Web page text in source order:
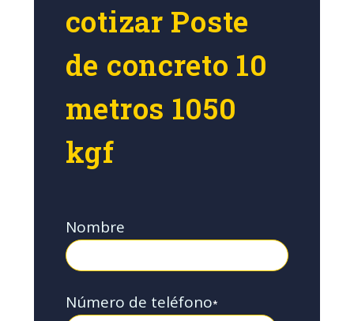
cotizar Poste
de concreto 10
metros 1050
kgf
Nombre
Número de teléfono*